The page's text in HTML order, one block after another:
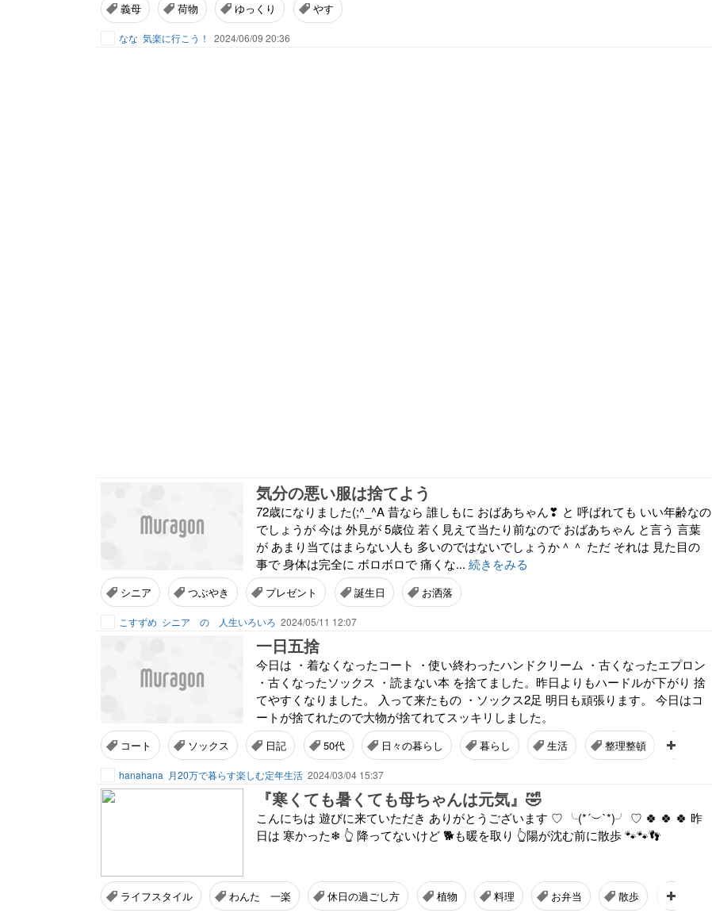
義母 荷物 ゆっくり やす
なな 気楽に行こう！ 2024/06/09 20:36
気分の悪い服は捨てよう
72歳になりました(;^_^A 昔なら 誰しもに おばあちゃん❣ と 呼ばれても いい年齢なの
でしょうが 今は 外見が 5歳位 若く見えて当たり前なので おばあちゃん と言う 言葉
が あまり当てはまらない人も 多いのではないでしょうか＾＾ ただ それは 見た目の
事で 身体は完全に ボロボロで 痛くな... 続きをみる
シニア つぶやき プレゼント 誕生日 お洒落
こすずめ シニア の 人生いろいろ 2024/05/11 12:07
一日五捨
今日は ・着なくなったコート ・使い終わったハンドクリーム ・古くなったエプロン
・古くなったソックス ・読まない本 を捨てました。昨日よりもハードルが下がり 捨
てやすくなりました。 入って来たもの ・ソックス2足 明日も頑張ります。 今日はコ
ートが捨てれたので大物が捨てれてスッキリしました。
コート ソックス 日記 50代 日々の暮らし 暮らし 生活 整理整頓
hanahana 月20万で暮らす楽しむ定年生活 2024/03/04 15:37
『寒くても暑くても母ちゃんは元気』🤣
こんにちは 遊びに来ていただき ありがとうございます ♡ ╰⁠(⁠*⁠´⁠︶⁠`⁠*⁠)⁠╯ ♡ 🍀 🍀 🍀 昨
日は 寒かった❄ 👆 降ってないけど 🐕も暖を取り 👆陽が沈む前に散歩 🐾🐾👣
ライフスタイル わんた 一楽 休日の過ごし方 植物 料理 お弁当 散歩